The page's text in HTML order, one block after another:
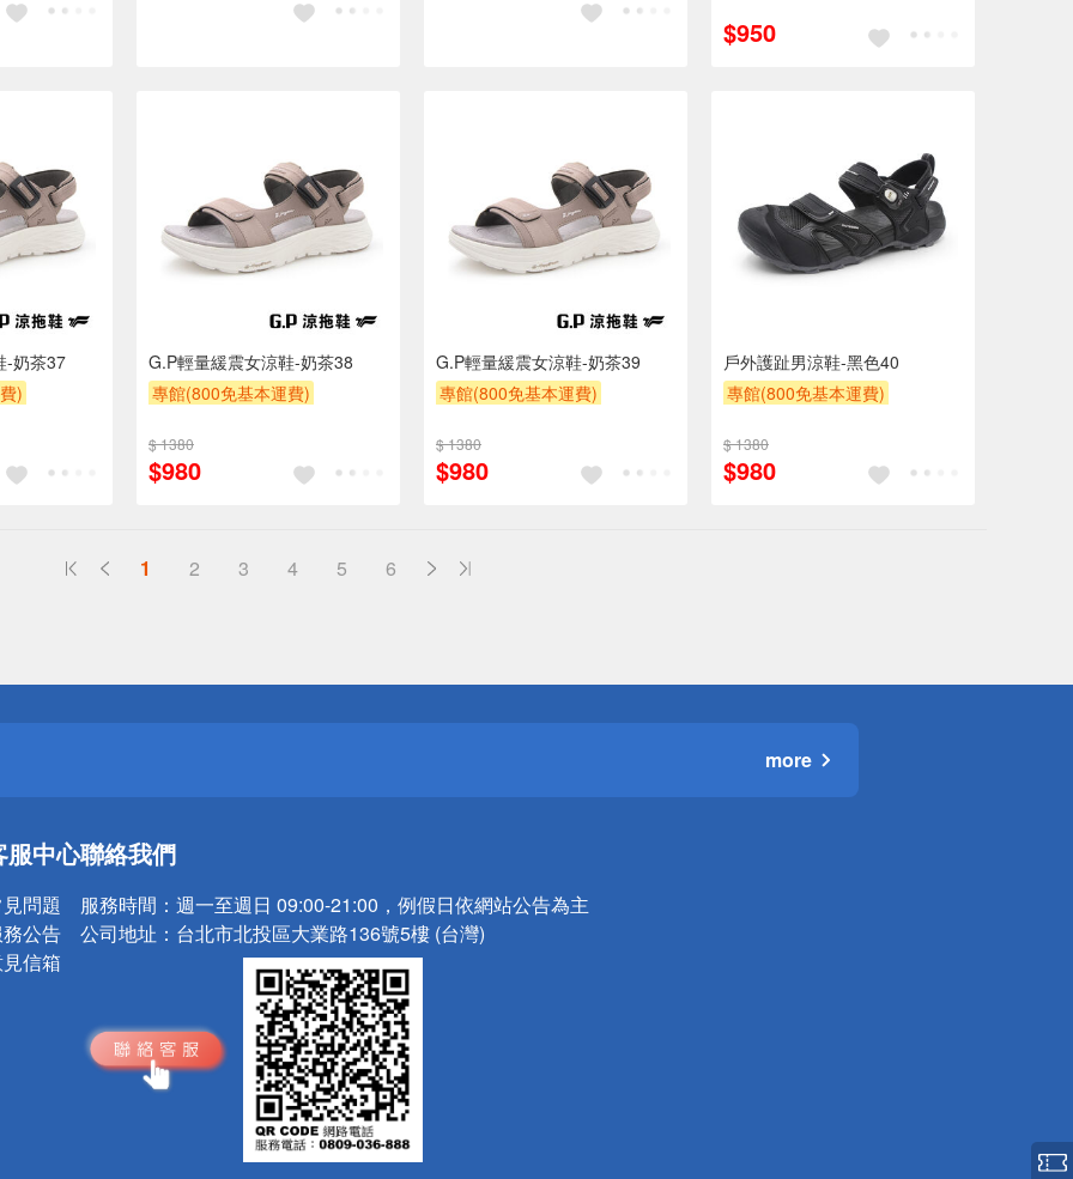
$950
-奶茶37
)
G.P輕量緩震女涼鞋-奶茶38
專館(800免基本運費)
$ 1380
$980
G.P輕量緩震女涼鞋-奶茶39
專館(800免基本運費)
$ 1380
$980
戶外護趾男涼鞋-黑色40
專館(800免基本運費)
$ 1380
$980
1 2 3 4 5 6
小心！
小心！
more
服中心
問題
公告
信箱
聯絡我們
服務時間： 週一至週日 09:00-21:00，例假日依網站公告為主
公司地址： 台北市北投區大業路136號5樓 (台灣)